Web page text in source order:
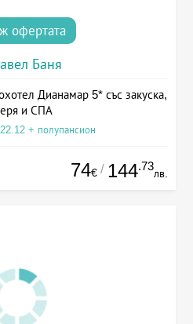
офертата
Баня
Дианамар 5* със закуска,
и СПА
+ полупансион
74€ / 144.73
лв.